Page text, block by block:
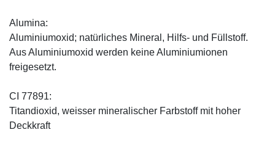
Alumina:
Aluminiumoxid; natürliches Mineral, Hilfs- und Füllstoff.
Aus Aluminiumoxid werden keine Aluminiumionen
freigesetzt.
CI 77891:
Titandioxid, weisser mineralischer Farbstoff mit hoher
Deckkraft